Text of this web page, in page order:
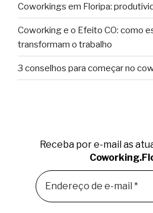
Coworkings em Floripa:
Coworking e o Efeito CO: como
transformam o trabalho
3 conselhos para começar no
Receba por e-mail as